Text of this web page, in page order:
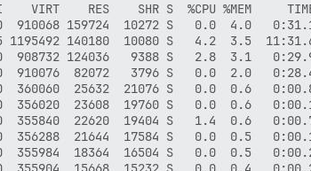
PR  NI    VIRT
20   0  910068
25   5 1195492
20   0  908732
20   0  910076
20   0  360060
20   0  356020
20   0  355840
20   0  356288
20   0  355984